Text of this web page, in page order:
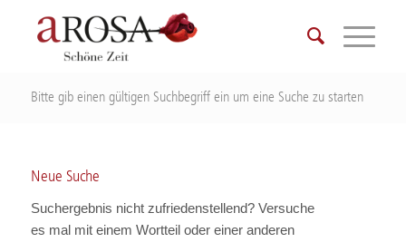
Bitte gib einen gültigen Suchbegriff ein um eine Suche zu starten
Neue Suche
Suchergebnis nicht zufriedenstellend? Versuche
es mal mit einem Wortteil oder einer anderen